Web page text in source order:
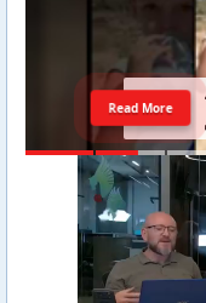
Read More